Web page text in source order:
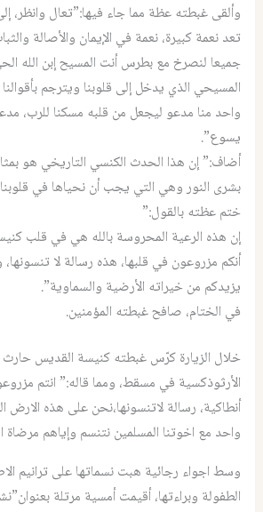
وألقى غبطته عظة مما جاء فيها:”تعال وانظر،
تعد نعمة كبيرة، نعمة في الإيمان والأصالة
جميعا لنصرخ مع بطرس أنت المسيح إبن الله
المسيحي الذي يدخل إلى قلوبنا ويترجم بأقوالنا
واحد منا مدعو ليجعل من قلبه مسكنا للرب،
يسوع”.
أضاف:” إن هذا الحدث الكنسي التاريخي هو
بشرى النور وهي التي يجب أن نحياها في
ختم عظته بالقول:”
إن هذه الرعية المحروسة بالله هي في قلب
أنكم مزروعون في قلبها، هذه رسالة لا
يزيدكم من خيراته الأرضية والسماوية”.
في الختام، صافح غبطته المؤمنين.
خلال الزيارة كرّس غبطته كنيسة القديس حارث
الأرثوذكسية في مسقط، ومما قاله:” انتم
أنطاكية، رسالة لاتنسونها،نحن على هذه الارض
واحد مع اخوتنا المسلمين نتنسم وإياهم مرضاة
وسط اجواء رجائية هبت نسماتها على ترانيم
الطفولة وبراءتها، أقيمت أمسية مرتلة